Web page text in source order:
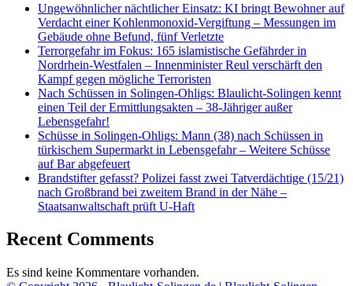
Ungewöhnlicher nächtlicher Einsatz: KI bringt Bewohner auf
Verdacht einer Kohlenmonoxid-Vergiftung – Messungen im
Gebäude ohne Befund, fünf Verletzte
Terrorgefahr im Fokus: 165 islamistische Gefährder in
Nordrhein-Westfalen – Innenminister Reul verschärft den
Kampf gegen mögliche Terroristen
Nach Schüssen in Solingen-Ohligs: Blaulicht-Solingen kennt
einen Teil der Ermittlungsakten – 38-Jähriger außer
Lebensgefahr!
Schüsse in Solingen-Ohligs: Mann (38) nach Schüssen in
türkischem Supermarkt in Lebensgefahr – Weitere Schüsse
auf Bar abgefeuert
Brandstifter gefasst? Polizei fasst zwei Tatverdächtige (15/21)
nach Großbrand bei zweitem Brand in der Nähe –
Staatsanwaltschaft prüft U-Haft
Recent Comments
Es sind keine Kommentare vorhanden.